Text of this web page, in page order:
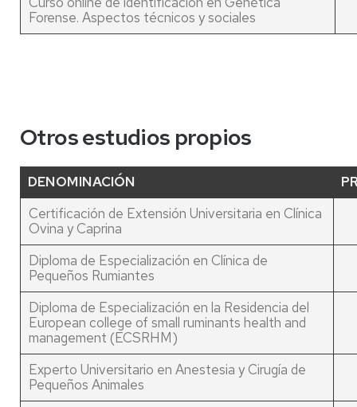
Forense. Aspectos técnicos y sociales
Otros estudios propios
DENOMINACIÓN
Certificación de Extensión Universitaria en Clínica
Ovina y Caprina
Diploma de Especialización en Clínica de
Pequeños Rumiantes
Diploma de Especialización en la Residencia del
European college of small ruminants health and
management (ECSRHM)
Experto Universitario en Anestesia y Cirugía de
Pequeños Animales